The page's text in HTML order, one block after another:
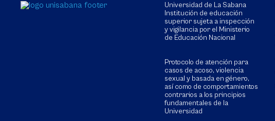
Universidad de La Sabana
Institución de educación
superior sujeta a inspección
y vigilancia por el Ministerio
de Educación Nacional
Protocolo de atención para
casos de acoso, violencia
sexual y basada en género,
así como de comportamientos
contrarios a los principios
fundamentales de la
Universidad